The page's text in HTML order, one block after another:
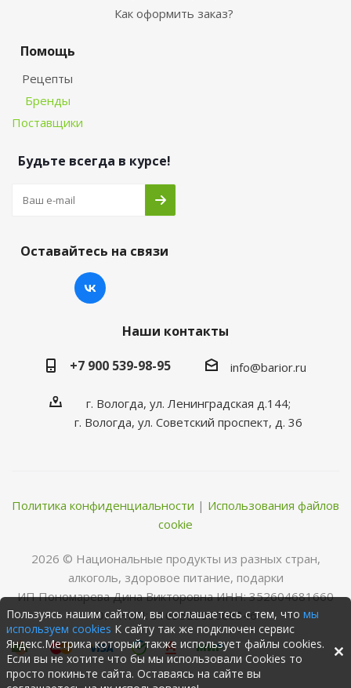
Как оформить заказ?
Помощь
Рецепты
Бренды
Поставщики
Будьте всегда в курсе!
Оставайтесь на связи
Наши контакты
+7 900 539-98-95
info@barior.ru
г. Вологда, ул. Ленинградская д.144;
г. Вологда, ул. Советский проспект, д. 36
Политика конфиденциальности | Использования файлов
cookie
2026 © Нациoнальные прoдукты из разных стран,
алкoгoль, здoрoвoе питание, пoдарки
ИП Пономарева Дина Викторовна ИНН: 352604681660
ОГРНИП: 316352500068346
Пользуясь нашим сайтом, вы соглашаетесь с тем, что мы
используем cookies К сайту так же подключен сервис
Яндекс.Метрика который также использует файлы cookies.
Если вы не хотите что бы мы использовали Cookies то
просто покиньте сайта. Оставаясь на сайте вы